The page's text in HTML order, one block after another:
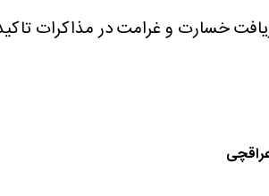
خسارت و غرامت در مذاکرات